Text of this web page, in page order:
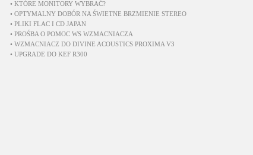
• KTÓRE MONITORY WYBRAĆ?
• OPTYMALNY DOBÓR NA ŚWIETNE BRZMIENIE STEREO
• PLIKI FLAC I CD JAPAN
• PROŚBA O POMOC WS WZMACNIACZA
• WZMACNIACZ DO DIVINE ACOUSTICS PROXIMA V3
• UPGRADE DO KEF R300